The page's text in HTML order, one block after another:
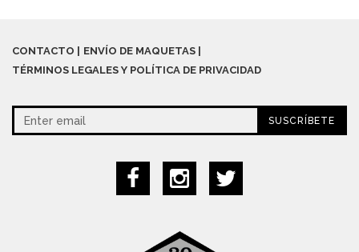
CONTACTO
ENVÍO DE MAQUETAS
TÉRMINOS LEGALES Y POLÍTICA DE PRIVACIDAD
SUSCRÍBETE